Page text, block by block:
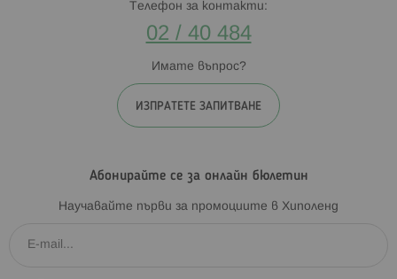
Телефон за контакти:
02 / 40 484
Имате въпрос?
ИЗПРАТЕТЕ ЗАПИТВАНЕ
Абонирайте се за онлайн бюлетин
Научавайте първи за промоциите в Хиполенд